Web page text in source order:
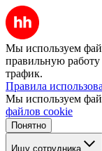
Мы используем
правильную работу
трафик.
Правила
Мы используем
файлов cookie
Понятно
Ищу сотрудника